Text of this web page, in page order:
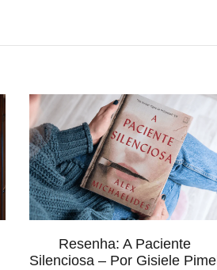
Resenha: A Paciente
Silenciosa – Por Gisiele Pimel